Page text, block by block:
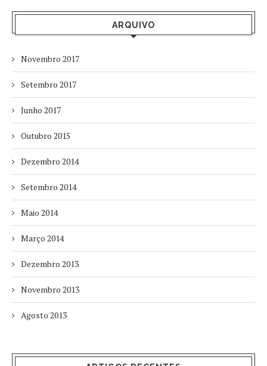
ARQUIVO
Novembro 2017
Setembro 2017
Junho 2017
Outubro 2015
Dezembro 2014
Setembro 2014
Maio 2014
Março 2014
Dezembro 2013
Novembro 2013
Agosto 2013